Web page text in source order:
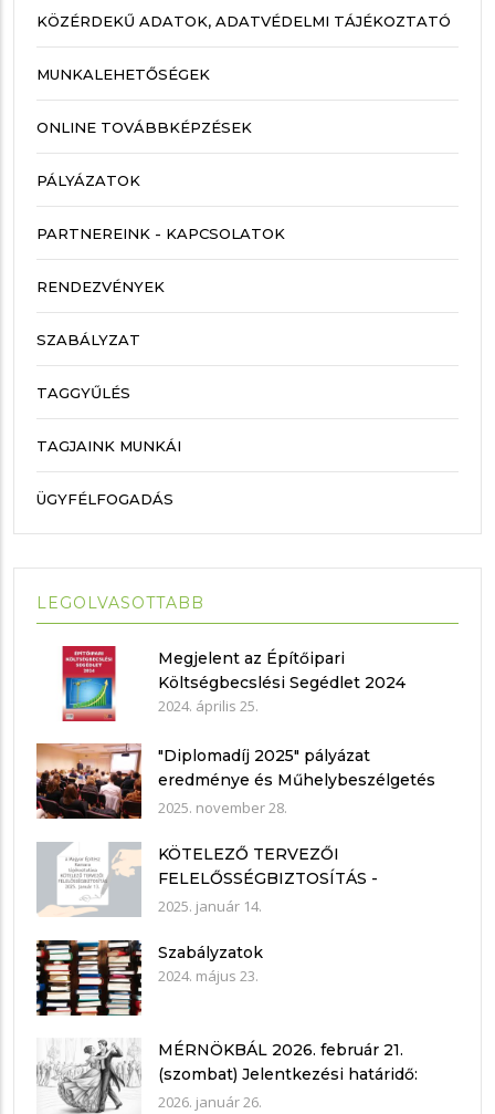
KÖZÉRDEKŰ ADATOK, ADATVÉDELMI TÁJÉKOZTATÓ
MUNKALEHETŐSÉGEK
ONLINE TOVÁBBKÉPZÉSEK
PÁLYÁZATOK
PARTNEREINK - KAPCSOLATOK
RENDEZVÉNYEK
SZABÁLYZAT
TAGGYŰLÉS
TAGJAINK MUNKÁI
ÜGYFÉLFOGADÁS
LEGOLVASOTTABB
Megjelent az Építőipari
Költségbecslési Segédlet 2024
2024. április 25.
"Diplomadíj 2025" pályázat
eredménye és Műhelybeszélgetés
2025.11.21.
2025. november 28.
KÖTELEZŐ TERVEZŐI
FELELŐSSÉGBIZTOSÍTÁS -
nyilatkozat mintákkal
2025. január 14.
Szabályzatok
2024. május 23.
MÉRNÖKBÁL 2026. február 21.
(szombat) Jelentkezési határidő:
2026. február 15.
2026. január 26.